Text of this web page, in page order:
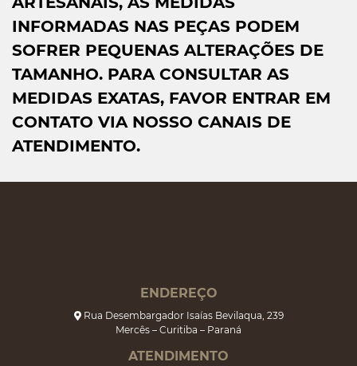
INFORMADAS NAS PEÇAS PODEM
SOFRER PEQUENAS ALTERAÇÕES DE
TAMANHO. PARA CONSULTAR AS
MEDIDAS EXATAS, FAVOR ENTRAR EM
CONTATO VIA NOSSO CANAIS DE
ATENDIMENTO.
ENDEREÇO
Rua Desembargador Isaías Bevilaqua, 239
Mercês – Curitiba – Paraná
ATENDIMENTO